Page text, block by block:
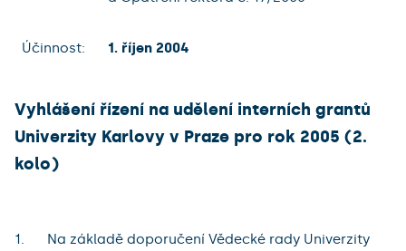
Účinnost: 1. říjen 2004
Vyhlášení řízení na udělení interních grantů
Univerzity Karlovy v Praze pro rok 2005 (2.
kolo)
Na základě doporučení Vědecké rady Univerzity